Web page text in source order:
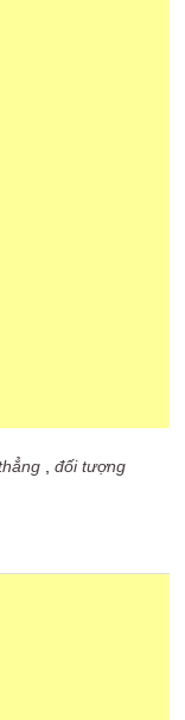
,đối tượng